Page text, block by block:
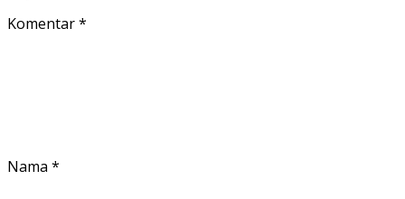
Komentar*
Nama *